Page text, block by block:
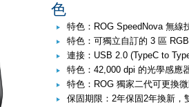
色
特色：ROG SpeedNova 無線
特色：可獨立自訂的 3 區
連接：USB 2.0 (TypeC to
特色：42,000 dpi 的光學感應
特色：ROG 獨家二代可更換
保固期限：2年保固2年換新，